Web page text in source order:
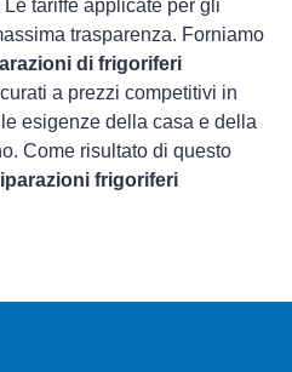
Le tariffe applicate per gli
trasparenza. Forniamo
di frigoriferi
a prezzi competitivi in
esigenze della casa e della
Come risultato di questo
frigoriferi